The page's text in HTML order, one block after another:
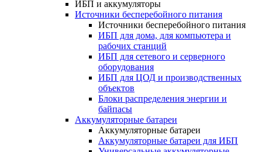
ИБП и аккумуляторы
Источники бесперебойного питания
Источники бесперебойного питания
ИБП для дома, для компьютера и
рабочих станций
ИБП для сетевого и серверного
оборудования
ИБП для ЦОД и производственных
объектов
Блоки распределения энергии и
байпасы
Аккумуляторные батареи
Аккумуляторные батареи
Аккумуляторные батареи для ИБП